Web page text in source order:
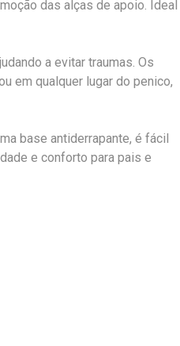
das alças de apoio. Ideal
a evitar traumas. Os
em qualquer lugar do penico,
base antiderrapante, é fácil
e conforto para pais e